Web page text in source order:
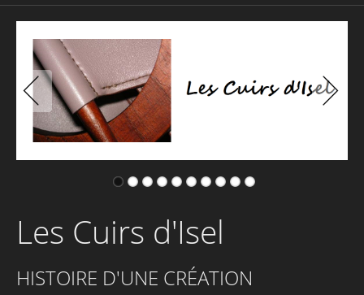
Les Cuirs d'Isel
HISTOIRE D'UNE CRÉATION